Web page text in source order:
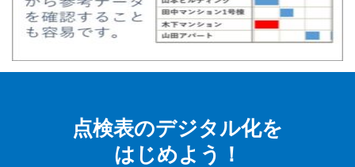
点検表のデジタル化を
はじめよう！